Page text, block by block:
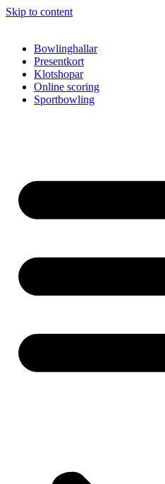
Skip to content
Bowlinghallar
Presentkort
Klotshopar
Online scoring
Sportbowling